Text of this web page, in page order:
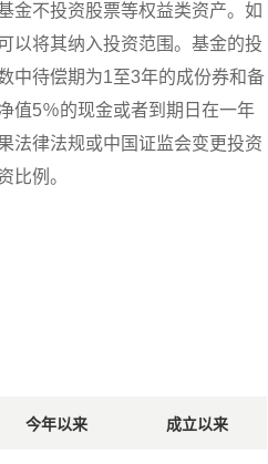
金不投资股票等权益类资产。如
以将其纳入投资范围。基金的投
中待偿期为1至3年的成份券和备
值5％的现金或者到期日在一年
法律法规或中国证监会变更投资
比例。
今年以来 成立以来